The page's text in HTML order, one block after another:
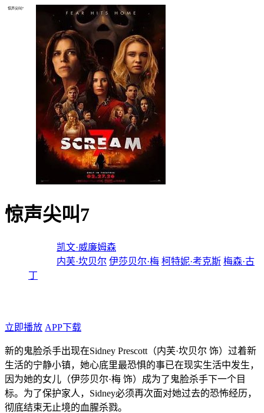
惊声尖叫7
惊声尖叫7
凯文·威廉姆森
内芙·坎贝尔 伊莎贝尔·梅 柯特妮·考克斯 梅森·古
丁
立即播放 APP下载
新的鬼脸杀手出现在Sidney Prescott（内芙·坎贝尔 饰）过着新
生活的宁静小镇，她心底里最恐惧的事已在现实生活中发生，
因为她的女儿（伊莎贝尔·梅 饰）成为了鬼脸杀手下一个目
标。为了保护家人，Sidney必须再次面对她过去的恐怖经历，
彻底结束无止境的血腥杀戮。